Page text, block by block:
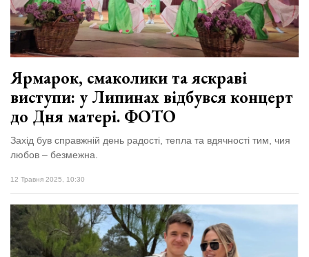
залишив у
Луцьку
три...
27 Липня 2026
695 переглядів
Персона
Лайф
Афіша
Політика конфіденційності
Ярмарок, смаколики та яскраві
виступи: у Липинах відбувся концерт
до Дня матері. ФОТО
Захід був справжній день радості, тепла та вдячності тим, чия
любов – безмежна.
12 Травня 2025, 10:30